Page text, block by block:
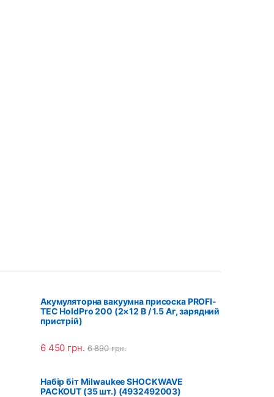
Акумуляторна вакуумна присоска PROFI-
TEC HoldPro 200 (2×12 В / 1.5 Аг, зарядний
пристрій)
6 450 грн. 6 890грн.
Набір біт Milwaukee SHOCKWAVE
PACKOUT (35 шт.) (4932492003)